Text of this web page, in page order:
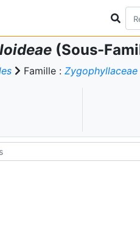
(Sous-
Famille : Zygophyllaceae